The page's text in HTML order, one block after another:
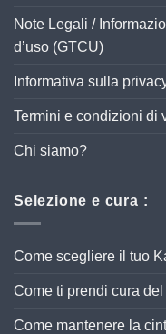
Note Legali /
d’uso (GTCU)
Informativa sulla
Termini e condizioni di
Chi siamo?
Selezione e cura :
Come scegliere il tuo
Come ti prendi cura
Come mantenere la